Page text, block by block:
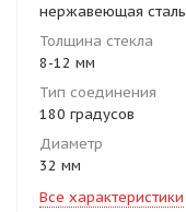
нержавеющая сталь
Толщина стекла
8-12 мм
Тип соединения
180 градусов
Диаметр
32 мм
Все характеристики